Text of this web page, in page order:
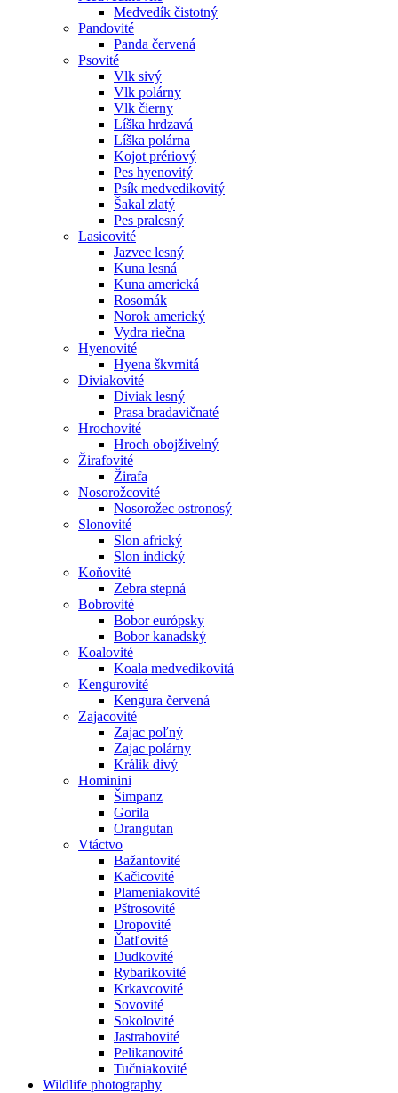
Medvedík čistotný
Pandovité
Panda červená
Psovité
Vlk sivý
Vlk polárny
Vlk čierny
Líška hrdzavá
Líška polárna
Kojot prériový
Pes hyenovitý
Psík medvedikovitý
Šakal zlatý
Pes pralesný
Lasicovité
Jazvec lesný
Kuna lesná
Kuna americká
Rosomák
Norok americký
Vydra riečna
Hyenovité
Hyena škvrnitá
Diviakovité
Diviak lesný
Prasa bradavičnaté
Hrochovité
Hroch obojživelný
Žirafovité
Žirafa
Nosorožcovité
Nosorožec ostronosý
Slonovité
Slon africký
Slon indický
Koňovité
Zebra stepná
Bobrovité
Bobor európsky
Bobor kanadský
Koalovité
Koala medvedikovitá
Kengurovité
Kengura červená
Zajacovité
Zajac poľný
Zajac polárny
Králik divý
Hominini
Šimpanz
Gorila
Orangutan
Vtáctvo
Bažantovité
Kačicovité
Plameniakovité
Pštrosovité
Dropovité
Ďatľovité
Dudkovité
Rybarikovité
Krkavcovité
Sovovité
Sokolovité
Jastrabovité
Pelikanovité
Tučniakovité
Wildlife photography